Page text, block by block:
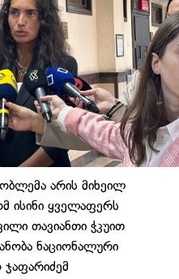
არის მიხეილ
ისინი ყველაფერს
თავიანთი ჭკუით
ნაციონალური